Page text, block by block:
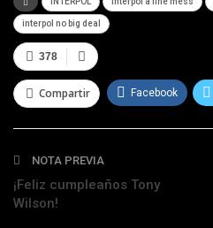
interpol no big deal
378
Compartir Facebook
Telegram
NOTA PREVIA
¡Feliz cumpleaños Tony
Wilson!